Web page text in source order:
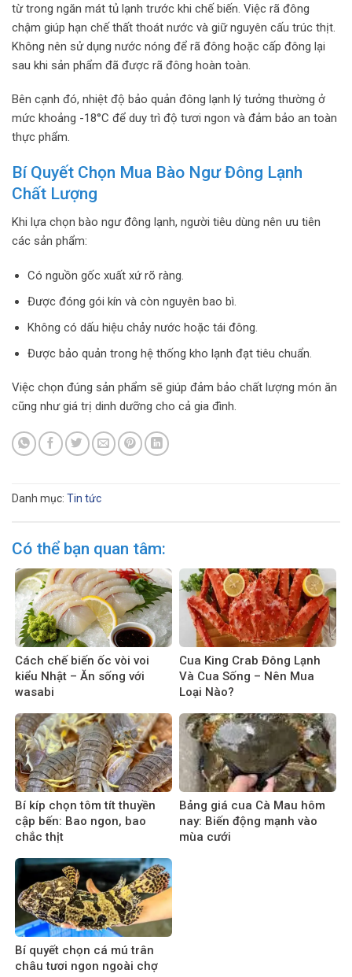
từ trong ngăn mát tủ lạnh trước khi chế biến. Việc rã đông
chậm giúp hạn chế thất thoát nước và giữ nguyên cấu trúc thịt.
Không nên sử dụng nước nóng để rã đông hoặc cấp đông lại
sau khi sản phẩm đã được rã đông hoàn toàn.
Bên cạnh đó, nhiệt độ bảo quản đông lạnh lý tưởng thường ở
mức khoảng -18°C để duy trì độ tươi ngon và đảm bảo an toàn
thực phẩm.
Bí Quyết Chọn Mua Bào Ngư Đông Lạnh
Chất Lượng
Khi lựa chọn bào ngư đông lạnh, người tiêu dùng nên ưu tiên
các sản phẩm:
Có nguồn gốc xuất xứ rõ ràng.
Được đóng gói kín và còn nguyên bao bì.
Không có dấu hiệu chảy nước hoặc tái đông.
Được bảo quản trong hệ thống kho lạnh đạt tiêu chuẩn.
Việc chọn đúng sản phẩm sẽ giúp đảm bảo chất lượng món ăn
cũng như giá trị dinh dưỡng cho cả gia đình.
Danh mục: Tin tức
Có thể bạn quan tâm:
Cách chế biến ốc vòi voi
kiểu Nhật – Ăn sống với
wasabi
Cua King Crab Đông Lạnh
Và Cua Sống – Nên Mua
Loại Nào?
Bí kíp chọn tôm tít thuyền
cập bến: Bao ngon, bao
chắc thịt
Bảng giá cua Cà Mau hôm
nay: Biến động mạnh vào
mùa cưới
Bí quyết chọn cá mú trân
châu tươi ngon ngoài chợ